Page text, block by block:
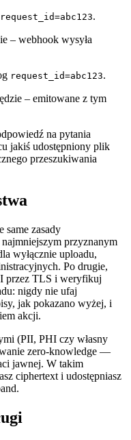
request_id=abc123.
– webhook wysyła
request_id=abc123.
– emitowane z tym
na pytania
jakiś udostępniony plik
przeszukiwania
zasady
przyznanym
wyłącznie uploadu,
Po drugie,
przez TLS i weryfikuj
: nigdy nie ufaj
jak pokazano wyżej, i
akcji.
(PII, PHI czy własny
zero‑knowledge —
jawnej. W takim
ciphertext i udostępniasz